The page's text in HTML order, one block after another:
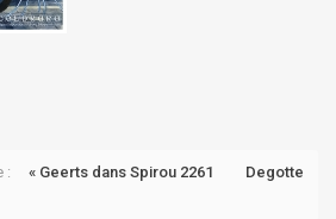
: « Geerts dans Spirou 2261
Degotte